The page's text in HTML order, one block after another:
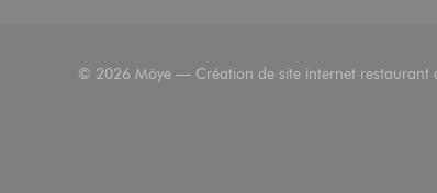
© 2026 Möye — Création de site internet restaurant